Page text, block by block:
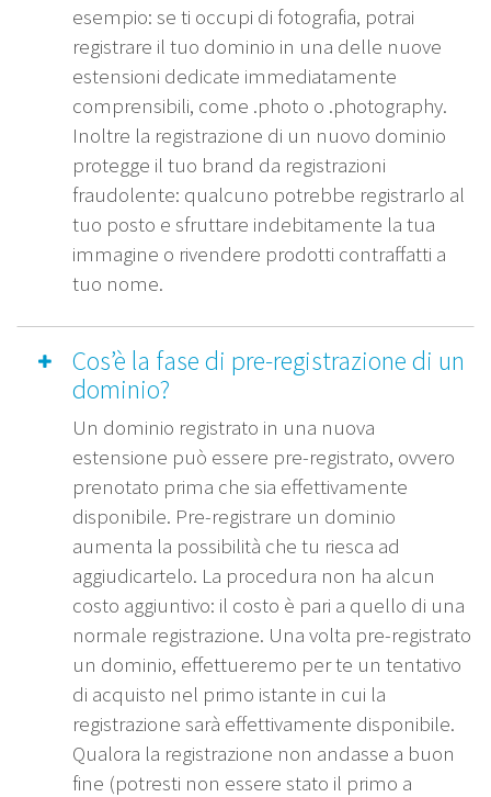
esempio: se ti occupi di fotografia, potrai
registrare il tuo dominio in una delle nuove
estensioni dedicate immediatamente
comprensibili, come .photo o .photography.
Inoltre la registrazione di un nuovo dominio
protegge il tuo brand da registrazioni
fraudolente: qualcuno potrebbe registrarlo al
tuo posto e sfruttare indebitamente la tua
immagine o rivendere prodotti contraffatti a
tuo nome.
Cos’è la fase di pre-registrazione di un
dominio?
Un dominio registrato in una nuova
estensione può essere pre-registrato, ovvero
prenotato prima che sia effettivamente
disponibile. Pre-registrare un dominio
aumenta la possibilità che tu riesca ad
aggiudicartelo. La procedura non ha alcun
costo aggiuntivo: il costo è pari a quello di una
normale registrazione. Una volta pre-registrato
un dominio, effettueremo per te un tentativo
di acquisto nel primo istante in cui la
registrazione sarà effettivamente disponibile.
Qualora la registrazione non andasse a buon
fine (potresti non essere stato il primo a